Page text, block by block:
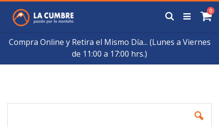
Compra Online y Retira el Mismo Día... (Lunes a Viernes
de 11:00 a 17:00 hrs.)
Contenido
0
Buscar